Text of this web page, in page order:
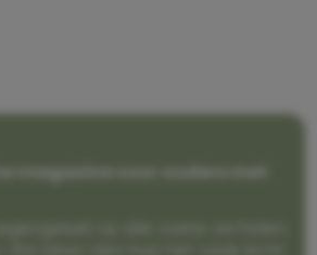
magazine voor ouders met